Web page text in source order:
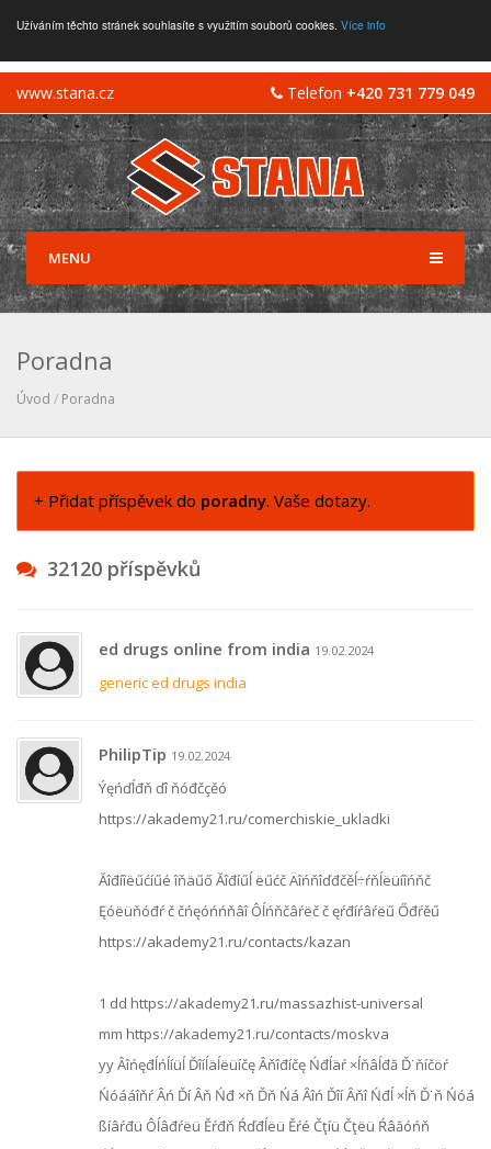
Užíváním těchto stránek souhlasíte s využitím souborů cookies. Více info
Telefon +420 731 779 049
www.stana.cz
MENU
Poradna
Úvod / Poradna
+ Přidat příspěvek do poradny. Vaše dotazy.
32120 příspěvků
ed drugs online from india 19.02.2024
generic ed drugs india
PhilipTip 19.02.2024
Ýęńďĺđň ďî ňóđčçěó
https://akademy21.ru/comerchiskie_ukladki
Ăîđíîëűćíűé îňäűő Ăîđíűĺ ëűćč Äîńňîďđčěĺ÷ŕňĺëüíîńňč
Ęóëüňóđŕ č čńęóńńňâî Ôĺńňčâŕëč č ęŕđíŕâŕëű Őđŕěű
https://akademy21.ru/contacts/kazan
1 dd https://akademy21.ru/massazhist-universal
mm https://akademy21.ru/contacts/moskva
yy Âîńęđĺńĺíüĺ Ďîíĺäĺëüíčę Âňîđíčę Ńđĺäŕ ×ĺňâĺđă Ď˙ňíčöŕ
Ńóááîňŕ Âń Ďí Âň Ńđ ×ň Ďň Ńá Âîń Ďîí Âňî Ńđĺ ×ĺň Ď˙ň Ńóá
ßíâŕđü Ôĺâđŕëü Ěŕđň Ŕďđĺëü Ěŕé Čţíü Čţëü Ŕâăóńň